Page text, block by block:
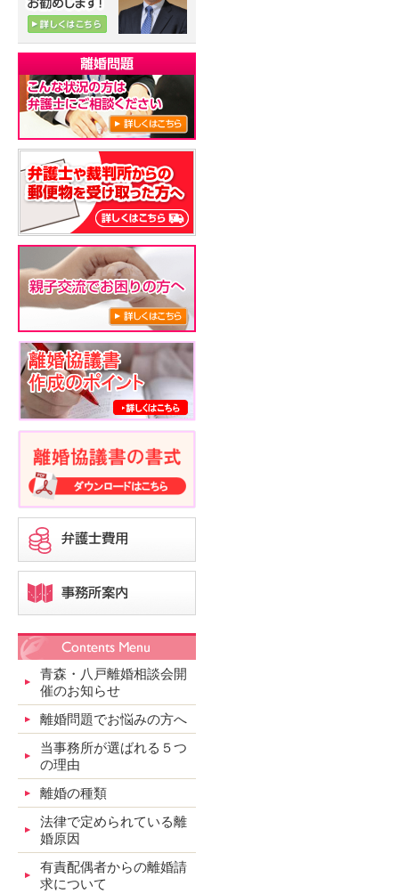
青森・八戸離婚相談会開
催のお知らせ
離婚問題でお悩みの方へ
当事務所が選ばれる５つ
の理由
離婚の種類
法律で定められている離
婚原因
有責配偶者からの離婚請
求について